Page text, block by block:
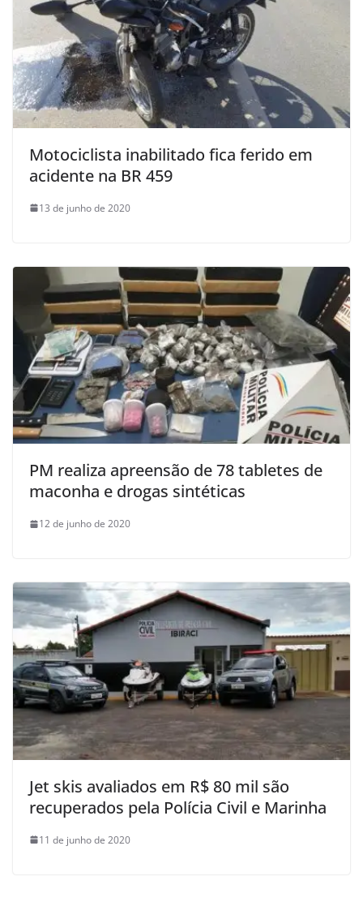
Motociclista inabilitado fica ferido em
acidente na BR 459
13 de junho de 2020
PM realiza apreensão de 78 tabletes de
maconha e drogas sintéticas
12 de junho de 2020
Jet skis avaliados em R$ 80 mil são
recuperados pela Polícia Civil e Marinha
11 de junho de 2020